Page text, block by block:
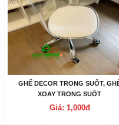
GHẾ DECOR TRONG SUỐT,
XOAY TRONG SUỐT
Giá: 1,000đ